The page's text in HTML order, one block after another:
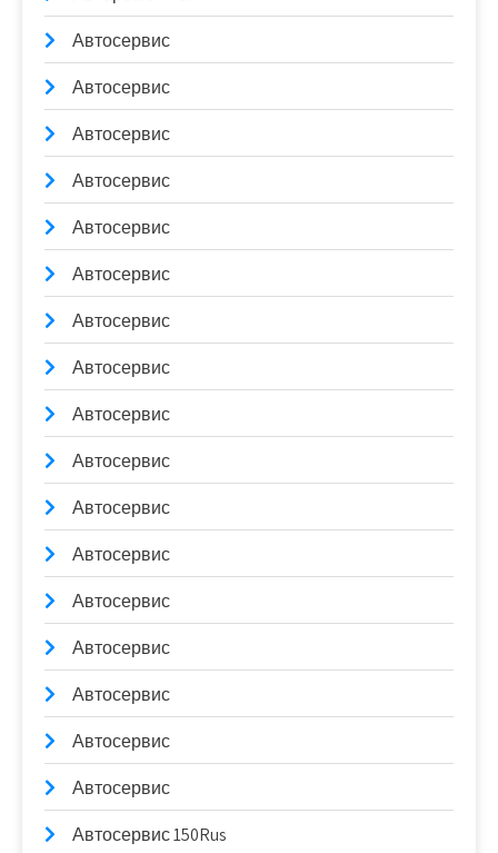
Автосервис
Автосервис
Автосервис
Автосервис
Автосервис
Автосервис
Автосервис
Автосервис
Автосервис
Автосервис
Автосервис
Автосервис
Автосервис
Автосервис
Автосервис
Автосервис
Автосервис
Автосервис 150Rus